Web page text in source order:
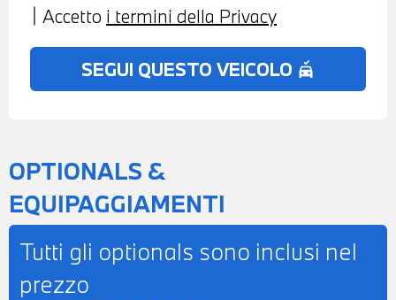
ANTERIORI RISCALDABILI - BRACCIOLO
ANTERIORE - PACCHETTO LUCI - USB -
BLUETOOTH - NAVIGATORE -
EMERGENZA INTELLIGENTE -
POSSIBILITA' DI PROVA - POSSIBILITA' DI
PERMUTA - POSSIBILITA' DI LEASING O
IMPORTO
Accetto i termini della Privacy
SEGUI QUESTO VEICOLO no_crash
OPTIONALS &
EQUIPAGGIAMENTI
Tutti gli optionals sono inclusi nel
prezzo